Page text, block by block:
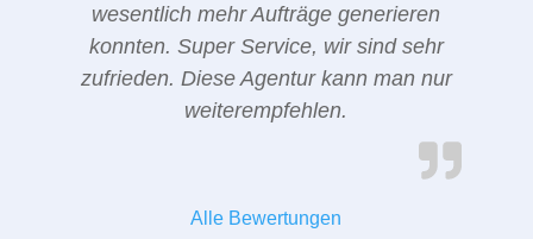
wesentlich mehr Aufträge generieren
konnten. Super Service, wir sind sehr
zufrieden. Diese Agentur kann man nur
weiterempfehlen.
Alle Bewertungen